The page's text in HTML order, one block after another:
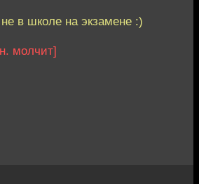
в школе на экзамене :)
молчит]